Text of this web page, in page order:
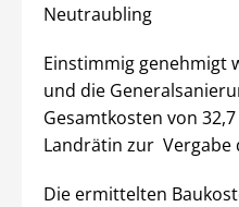
Neutraubling
Einstimmig genehmigt
und die
Gesamtkosten von
Landrätin zur Vergabe
Die ermittelten